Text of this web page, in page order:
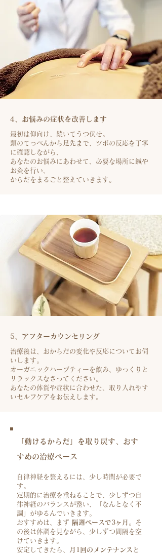
4、お悩みの症状を改善します
最初は仰向け、続いてうつ伏せ。
頭のてっぺんから足先まで、ツボの反応を丁寧
に確認しながら、
あなたのお悩みにあわせて、必要な場所に鍼や
お灸を行い、
からだをまるごと整えていきます。
5、アフターカウンセリング
治療後は、おからだの変化や反応についてお伺
いします。
オーガニックハーブティーを飲み、ゆっくりと
リラックスなさってください。
あなたの体質や症状に合わせた、取り入れやす
いセルフケアをお伝えします。
「動けるからだ」を取り戻す、おす
すめの治療ペース
自律神経を整えるには、少し時間が必要で
す。
定期的に治療を重ねることで、少しずつ自
律神経のバランスが整い、「なんとなく不
調」がゆるんでいきます。
おすすめは、まず
隔週ペースで3ヶ月 。そ
の後は体調を見ながら、少しずつ間隔を空
けていきます。
安定してきたら、
月1回のメンテナンス と